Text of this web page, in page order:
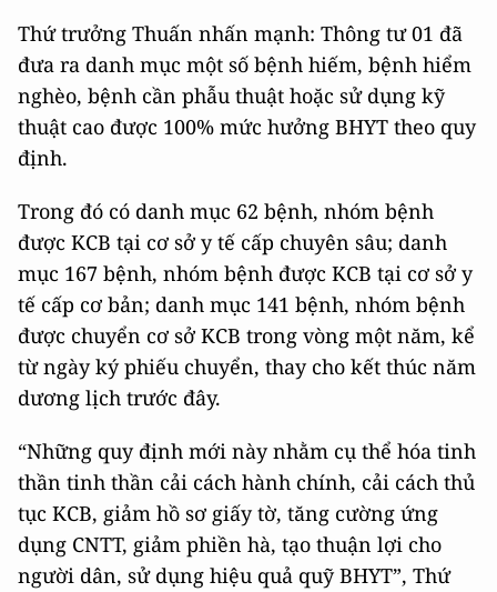
Thứ trưởng Thuấn nhấn mạnh: Thông tư 01 đã
đưa ra danh mục một số bệnh hiếm, bệnh hiểm
nghèo, bệnh cần phẫu thuật hoặc sử dụng kỹ
thuật cao được 100% mức hưởng BHYT theo quy
định.
Trong đó có danh mục 62 bệnh, nhóm bệnh
được KCB tại cơ sở y tế cấp chuyên sâu; danh
mục 167 bệnh, nhóm bệnh được KCB tại cơ sở y
tế cấp cơ bản; danh mục 141 bệnh, nhóm bệnh
được chuyển cơ sở KCB trong vòng một năm, kể
từ ngày ký phiếu chuyển, thay cho kết thúc năm
dương lịch trước đây.
“Những quy định mới này nhằm cụ thể hóa tinh
thần tinh thần cải cách hành chính, cải cách thủ
tục KCB, giảm hồ sơ giấy tờ, tăng cường ứng
dụng CNTT, giảm phiền hà, tạo thuận lợi cho
người dân, sử dụng hiệu quả quỹ BHYT”, Thứ